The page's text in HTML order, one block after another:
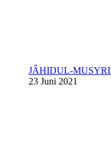
JÂHIDUL-
23 Juni 2021